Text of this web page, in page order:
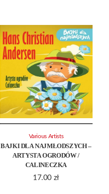
BAJKI DLA NAJMŁODSZYCH –
ARTYSTA OGRODÓW /
CALINECZKA
17.00 zł
Various Artists